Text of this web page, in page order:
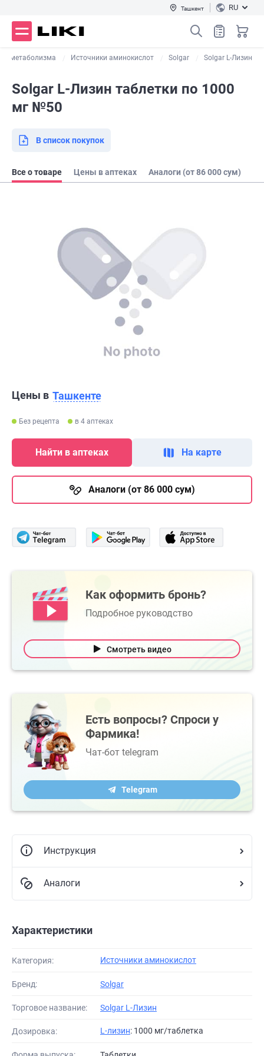
Ташкент RU
и метаболизма Источники аминокислот Solgar Solgar L-Лизин
Solgar L-Лизин таблетки по 1000
мг №50
В список покупок
Все о товаре Цены в аптеках Аналоги (от 86 000 сум)
Цены в Ташкенте
Без рецепта в 4 аптеках
Найти в аптеках На карте
Аналоги (от 86 000 сум)
Как оформить бронь?
Подробное руководство
Смотреть видео
Есть вопросы? Спроси у
Фармика!
Чат-бот telegram
Telegram
Инструкция
Аналоги
Характеристики
Категория: Источники аминокислот
Бренд: Solgar
Торговое название: Solgar L-Лизин
Дозировка: L-лизин: 1000 мг/таблетка